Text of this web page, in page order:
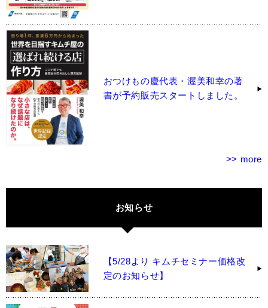
おつけもの慶代表・渥美和幸の著
書が予約販売スタートしました。
>> more
お知らせ
【5/28より キムチセミナー価格改
定のお知らせ】